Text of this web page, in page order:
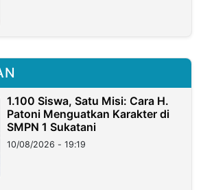
1.100 Siswa, Satu Misi: Cara H.
Patoni Menguatkan Karakter di
SMPN 1 Sukatani
10/08/2026 - 19:19